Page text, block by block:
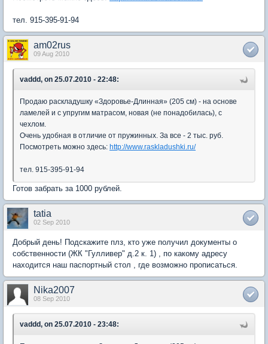
тел. 915-395-91-94
am02rus
09 Aug 2010
vaddd, on 25.07.2010 - 22:48:
Продаю раскладушку «Здоровье-Длинная» (205 см) - на основе
ламелей и с упругим матрасом, новая (не понадобилась), с
чехлом.
Очень удобная в отличие от пружинных. За все - 2 тыс. руб.
Посмотреть можно здесь: http://www.raskladushki.ru/
тел. 915-395-91-94
Готов забрать за 1000 рублей.
tatia
02 Sep 2010
Добрый день! Подскажите плз, кто уже получил документы о
собственности (ЖК "Гулливер" д.2 к. 1) , по какому адресу
находится наш паспортный стол , где возможно прописаться.
Nika2007
08 Sep 2010
vaddd, on 25.07.2010 - 23:48: